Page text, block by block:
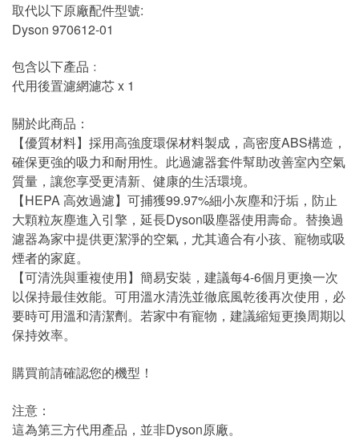
取代以下原廠配件型號:
Dyson 970612-01
包含以下產品﹕
代用後置濾網濾芯 x 1
關於此商品：
【優質材料】採用高強度環保材料製成，高密度ABS構造，
確保更強的吸力和耐用性。此過濾器套件幫助改善室內空氣
質量，讓您享受更清新、健康的生活環境。
【HEPA 高效過濾】可捕獲99.97%細小灰塵和汙垢，防止
大顆粒灰塵進入引擎，延長Dyson吸塵器使用壽命。替換過
濾器為家中提供更潔淨的空氣，尤其適合有小孩、寵物或吸
煙者的家庭。
【可清洗與重複使用】簡易安裝，建議每4-6個月更換一次
以保持最佳效能。可用溫水清洗並徹底風乾後再次使用，必
要時可用溫和清潔劑。若家中有寵物，建議縮短更換周期以
保持效率。
購買前請確認您的機型！
注意：
這為第三方代用產品，並非Dyson原廠。